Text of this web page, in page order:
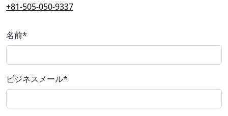
+81-505-050-9337
名前*
ビジネスメール*